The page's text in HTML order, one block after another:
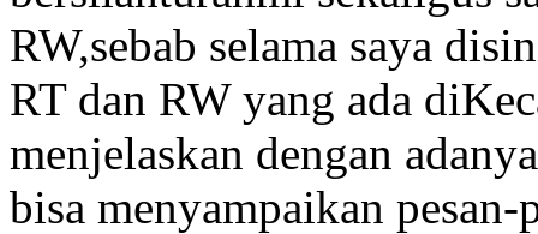
RW,sebab selama saya
RT dan RW yang ada
menjelaskan dengan
bisa menyampaikan pesan-